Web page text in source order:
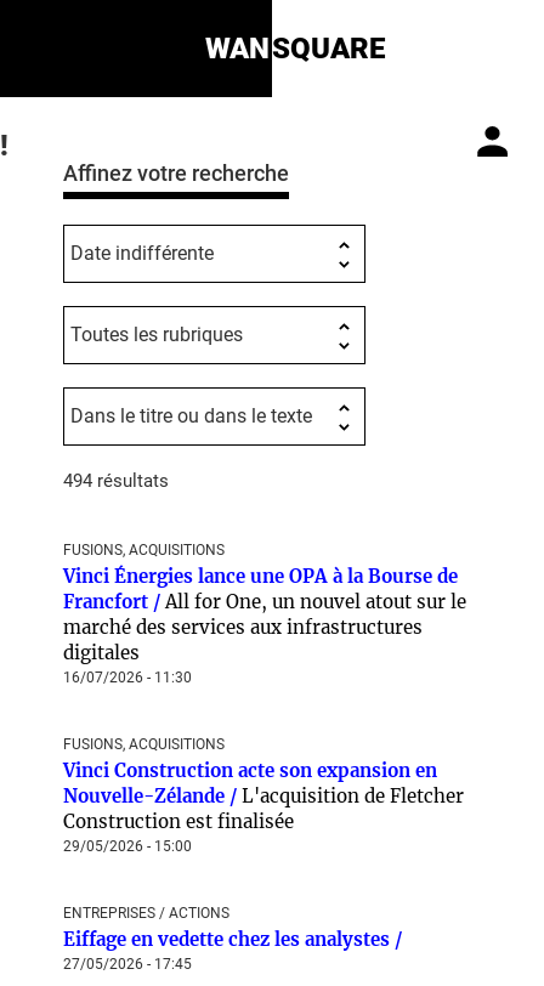
WANSQUARE
!
Affinez votre recherche
494 résultats
FUSIONS, ACQUISITIONS
Vinci Énergies lance une OPA à la Bourse de
Francfort /All for One, un nouvel atout sur le
marché des services aux infrastructures
digitales
16/07/2026 - 11:30
FUSIONS, ACQUISITIONS
Vinci Construction acte son expansion en
Nouvelle-Zélande / L'acquisition de Fletcher
Construction est finalisée
29/05/2026 - 15:00
ENTREPRISES / ACTIONS
Eiffage en vedette chez les analystes /
27/05/2026 - 17:45